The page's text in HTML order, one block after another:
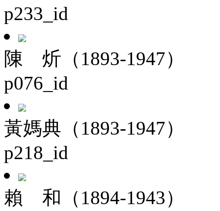
p233_id
陳 炘（1893-1947）
p076_id
黃媽典（1893-1947）
p218_id
賴 和（1894-1943）